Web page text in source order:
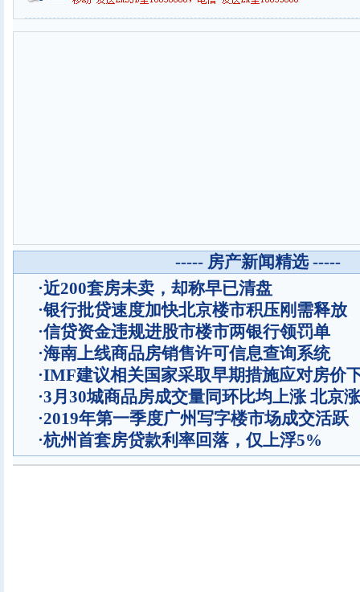
----- 房产新闻精选 -----
·近200套房未卖，却称早已清盘
·银行批贷速度加快北京楼市积压刚需释放
·信贷资金违规进股市楼市两银行领罚单
·海南上线商品房销售许可信息查询系统
·IMF建议相关国家采取早期措施应对房价
·3月30城商品房成交量同环比均上涨 北京
·2019年第一季度广州写字楼市场成交活跃
·杭州首套房贷款利率回落，仅上浮5%